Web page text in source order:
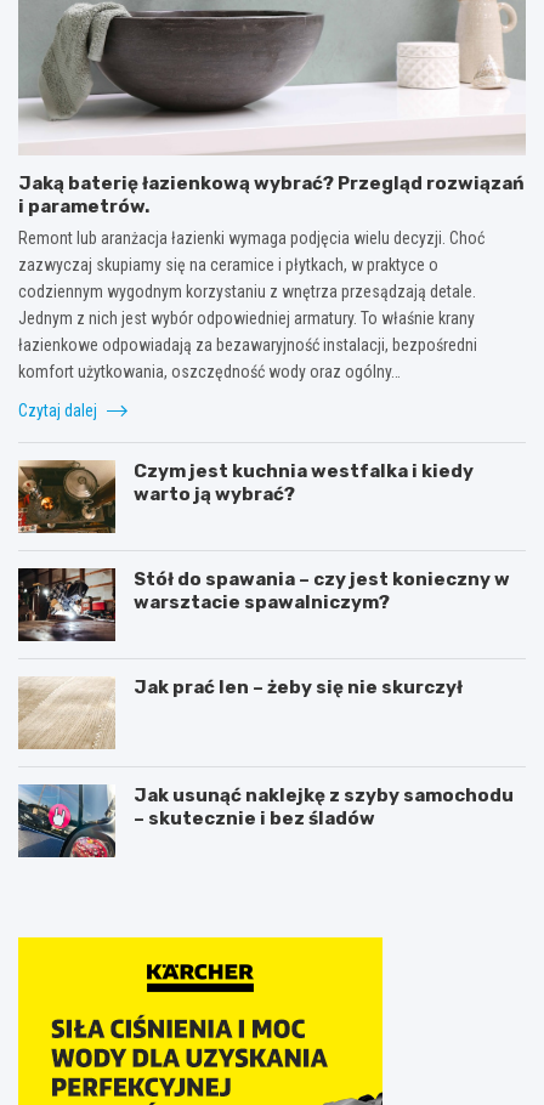
Jaką baterię łazienkową wybrać? Przegląd rozwiązań
i parametrów.
Remont lub aranżacja łazienki wymaga podjęcia wielu decyzji. Choć
zazwyczaj skupiamy się na ceramice i płytkach, w praktyce o
codziennym wygodnym korzystaniu z wnętrza przesądzają detale.
Jednym z nich jest wybór odpowiedniej armatury. To właśnie krany
łazienkowe odpowiadają za bezawaryjność instalacji, bezpośredni
komfort użytkowania, oszczędność wody oraz ogólny…
Czytaj dalej
Czym jest kuchnia westfalka i kiedy
warto ją wybrać?
Stół do spawania – czy jest konieczny w
warsztacie spawalniczym?
Jak prać len – żeby się nie skurczył
Jak usunąć naklejkę z szyby samochodu
– skutecznie i bez śladów